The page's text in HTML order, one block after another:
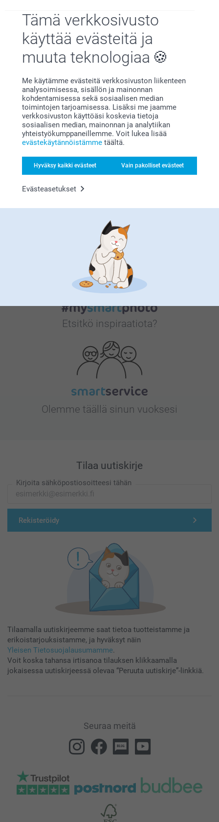
Tämä verkkosivusto
käyttää evästeitä ja
muuta teknologiaa
Me käytämme evästeitä verkkosivuston liikenteen
analysoimisessa, sisällön ja mainonnan
kohdentamisessa sekä sosiaalisen median
toimintojen tarjoamisessa. Lisäksi me jaamme
verkkosivuston käyttöäsi koskevia tietoja
sosiaalisen median, mainonnan ja analytiikan
yhteistyökumppaneillemme. Voit lukea lisää
evästekäytännöistämme täältä.
Hyväksy kaikki evästeet Vain pakolliset evästeet
Evästeasetukset
Miksismartphoto
Bonusta kaikista tilauksista
Etsitkö inspiraatiota?
Olemme täällä sinun vuoksesi
Tilaa uutiskirje
Kirjoita sähköpostiosoitteesi tähän
Rekisteröidy
Tilaamalla uutiskirjeemme saat tietoa tuotteistamme ja
erikoistarjouksistamme, ja hyväksyt näin
Yleisen Tietosuojalausumamme.
Voit koska tahansa irtisanoa tilauksen klikkaamalla
jokaisessa uutiskirjeessä olevaa “Peruuta uutiskirje”-linkkiä.
Seuraa meitä